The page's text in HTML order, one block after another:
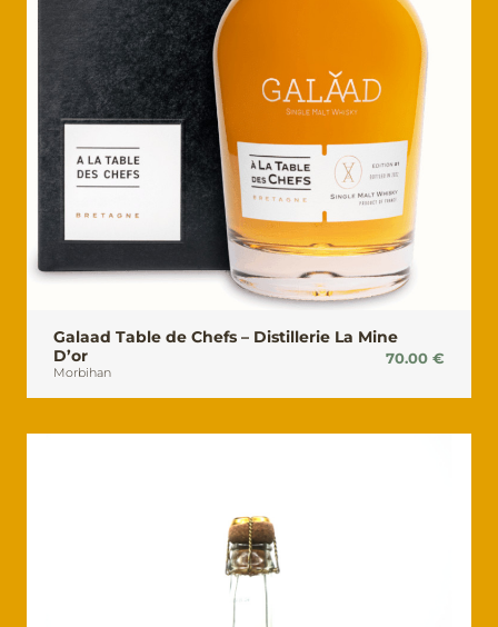
Galaad Table de Chefs – Distillerie La Mine
D’or
Morbihan
70.00 €